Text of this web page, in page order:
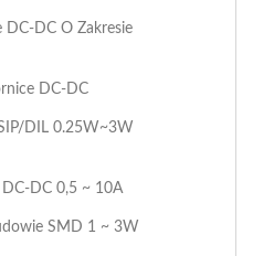
DC-DC O Zakresie
DC-DC
DIL 0.25W~3W
DC 0,5 ~ 10A
SMD 1 ~ 3W